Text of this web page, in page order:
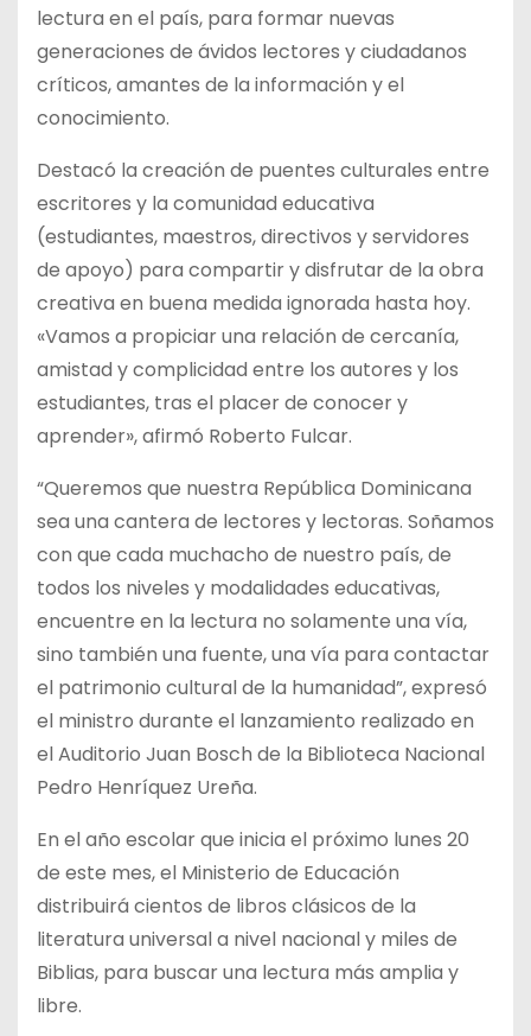
lectura en el país, para formar nuevas
generaciones de ávidos lectores y ciudadanos
críticos, amantes de la información y el
conocimiento.
Destacó la creación de puentes culturales entre
escritores y la comunidad educativa
(estudiantes, maestros, directivos y servidores
de apoyo) para compartir y disfrutar de la obra
creativa en buena medida ignorada hasta hoy.
«Vamos a propiciar una relación de cercanía,
amistad y complicidad entre los autores y los
estudiantes, tras el placer de conocer y
aprender», afirmó Roberto Fulcar.
“Queremos que nuestra República Dominicana
sea una cantera de lectores y lectoras. Soñamos
con que cada muchacho de nuestro país, de
todos los niveles y modalidades educativas,
encuentre en la lectura no solamente una vía,
sino también una fuente, una vía para contactar
el patrimonio cultural de la humanidad”, expresó
el ministro durante el lanzamiento realizado en
el Auditorio Juan Bosch de la Biblioteca Nacional
Pedro Henríquez Ureña.
En el año escolar que inicia el próximo lunes 20
de este mes, el Ministerio de Educación
distribuirá cientos de libros clásicos de la
literatura universal a nivel nacional y miles de
Biblias, para buscar una lectura más amplia y
libre.